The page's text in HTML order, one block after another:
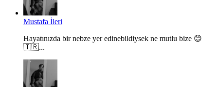
Mustafa İleri
Hayatınızda bir nebze yer edinebildiysek ne mutlu bize 😊
🇹🇷...